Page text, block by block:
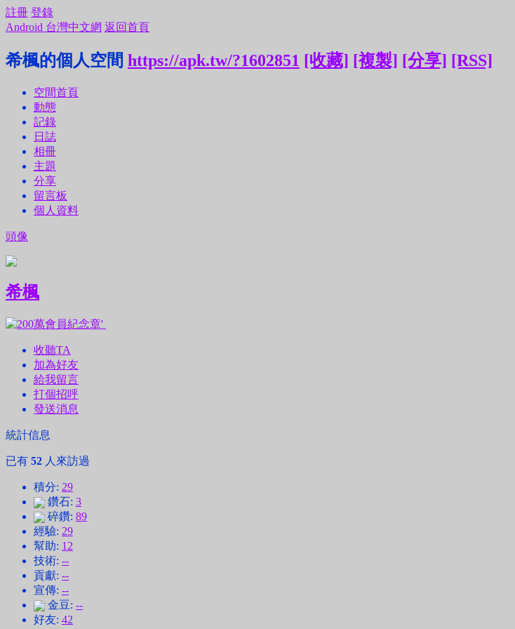
註冊 登錄
Android 台灣中文網 返回首頁
希楓的個人空間 https://apk.tw/?1602851 [收藏] [複製] [分享] [RSS]
空間首頁
動態
記錄
日誌
相冊
主題
分享
留言板
個人資料
頭像
希楓
收聽TA
加為好友
給我留言
打個招呼
發送消息
統計信息
已有 52 人來訪過
積分: 29
鑽石: 3
碎鑽: 89
經驗: 29
幫助: 12
技術: --
貢獻: --
宣傳: --
金豆: --
好友: 42